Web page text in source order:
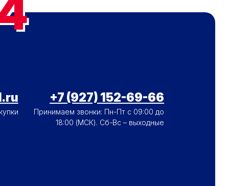
+7 (927) 152-69-66
Принимаем звонки: Пн-Пт с 09:00 до
18:00 (МСК). Сб-Вс – выходные